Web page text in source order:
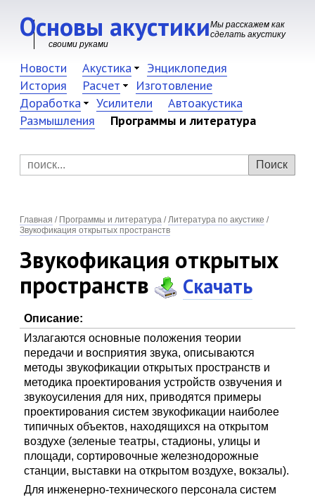
Основы акустикиМы расскажем как
сделать акустику
своими руками
Новости Акустика
Энциклопедия
История
Расчет
Изготовление
Доработка
Усилители
Автоакустика
Размышления
Программы и литература
Главная / Программы и литература / Литература по акустике /
Звукофикация открытых пространств
Звукофикация открытых
пространств
Скачать
Описание:
Излагаются основные положения теории
передачи и восприятия звука, описываются
методы звукофикации открытых пространств и
методика проектирования устройств озвучения и
звукоусиления для них, приводятся примеры
проектирования систем звукофикации наиболее
типичных объектов, находящихся на открытом
воздухе (зеленые театры, стадионы, улицы и
площади, сортировочные железнодорожные
станции, выставки на открытом воздухе, вокзалы).
Для инженерно-технического персонала систем